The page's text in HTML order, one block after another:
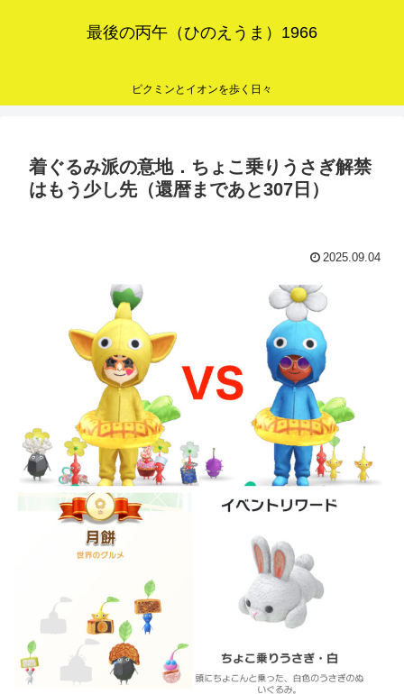
最後の丙午（ひのえうま）1966
ピクミンとイオンを歩く日々
着ぐるみ派の意地．ちょこ乗りうさぎ解禁
はもう少し先（還暦まであと307日）
2025.09.04